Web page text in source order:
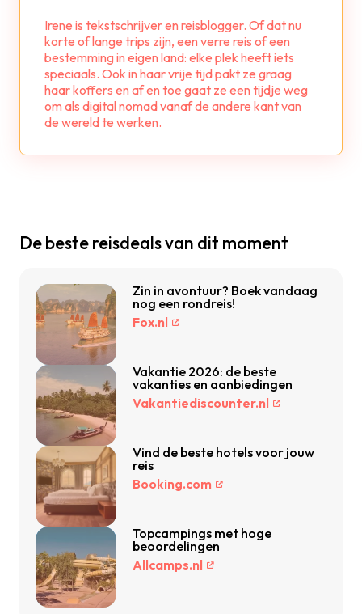
Irene is tekstschrijver en reisblogger. Of dat nu
korte of lange trips zijn, een verre reis of een
bestemming in eigen land: elke plek heeft iets
speciaals. Ook in haar vrije tijd pakt ze graag
haar koffers en af en toe gaat ze een tijdje weg
om als digital nomad vanaf de andere kant van
de wereld te werken.
De beste reisdeals van dit moment
Zin in avontuur? Boek vandaag
nog een rondreis!
Fox.nl
Vakantie 2026: de beste
vakanties en aanbiedingen
Vakantiediscounter.nl
Vind de beste hotels voor jouw
reis
Booking.com
Topcampings met hoge
beoordelingen
Allcamps.nl